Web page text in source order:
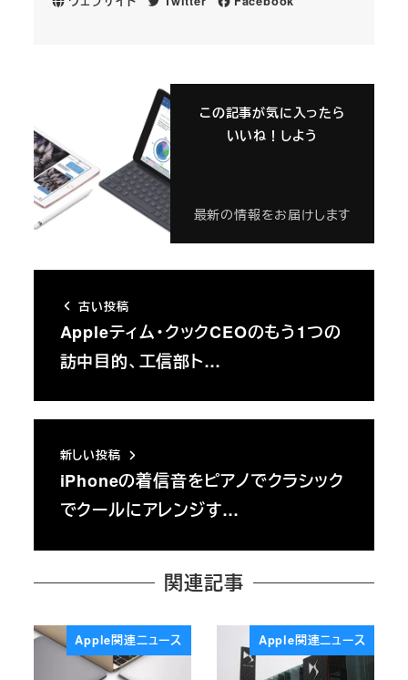
この記事が気に入ったら
いいね！しよう
最新の情報をお届けします
古い投稿
Appleティム・クックCEOのもう1つの
訪中目的、工信部ト…
新しい投稿
iPhoneの着信音をピアノでクラシック
でクールにアレンジす…
関連記事
Apple関連ニュース Apple関連ニュース